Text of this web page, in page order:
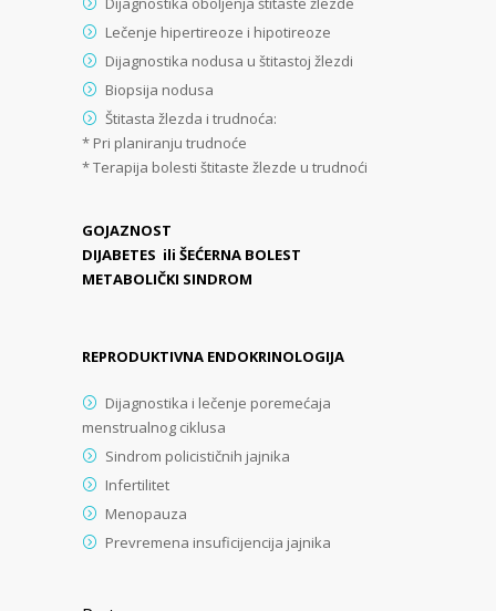
Lečenje hipertireoze i hipotireoze
Dijagnostika nodusa u štitastoj žlezdi
Biopsija nodusa
Štitasta žlezda i trudnoća:
* Pri planiranju trudnoće
* Terapija bolesti štitaste žlezde u trudnoći
GOJAZNOST
DIJABETES ili ŠEĆERNA BOLEST
METABOLIČKI SINDROM
REPRODUKTIVNA ENDOKRINOLOGIJA
Dijagnostika i lečenje poremećaja
menstrualnog ciklusa
Sindrom policističnih jajnika
Infertilitet
Menopauza
Prevremena insuficijencija jajnika